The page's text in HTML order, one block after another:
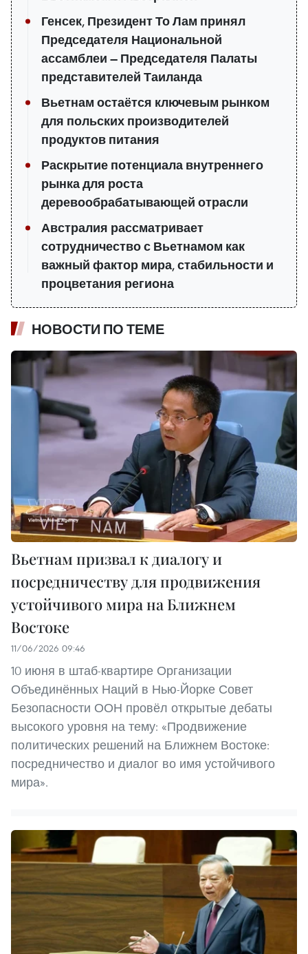
Генсек, Президент То Лам принял
Председателя Национальной
ассамблеи — Председателя Палаты
представителей Таиланда
Вьетнам остаётся ключевым рынком
для польских производителей
продуктов питания
Раскрытие потенциала внутреннего
рынка для роста
деревообрабатывающей отрасли
Австралия рассматривает
сотрудничество с Вьетнамом как
важный фактор мира, стабильности и
процветания региона
НОВОСТИ ПО ТЕМЕ
Вьетнам призвал к диалогу и
посредничеству для продвижения
устойчивого мира на Ближнем
Востоке
11/06/2026 09:46
10 июня в штаб-квартире Организации
Объединённых Наций в Нью-Йорке Совет
Безопасности ООН провёл открытые дебаты
высокого уровня на тему: «Продвижение
политических решений на Ближнем Востоке:
посредничество и диалог во имя устойчивого
мира».